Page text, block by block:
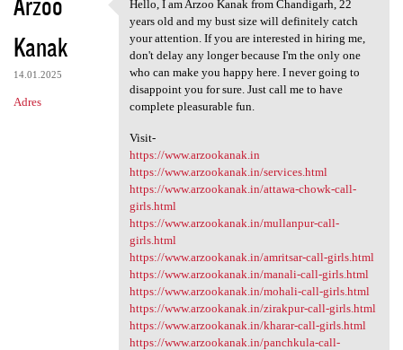
Kanak
14.01.2025
Adres
Hello, I am Arzoo Kanak from
Hello, I am Arzoo Kanak from Chandigarh, 22
years old and my bust size will definitely catch
your attention. If you are interested in hiring me,
don't delay any longer because I'm the only one
who can make you happy here. I never going to
disappoint you for sure. Just call me to have
complete pleasurable fun.
Visit-
https://www.arzookanak.in
https://www.arzookanak.in/services.html
https://www.arzookanak.in/attawa-chowk-call-
girls.html
https://www.arzookanak.in/mullanpur-call-
girls.html
https://www.arzookanak.in/amritsar-call-girls.html
https://www.arzookanak.in/manali-call-girls.html
https://www.arzookanak.in/mohali-call-girls.html
https://www.arzookanak.in/zirakpur-call-girls.html
https://www.arzookanak.in/kharar-call-girls.html
https://www.arzookanak.in/panchkula-call-